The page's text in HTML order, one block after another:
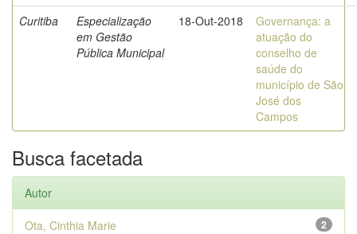
Curitiba
Especialização
em Gestão
Pública Municipal
18-Out-2018
Governança: a
atuação do
conselho de
saúde do
município de São
José dos
Campos
Busca facetada
Autor
2
Ota, Cinthia Marie